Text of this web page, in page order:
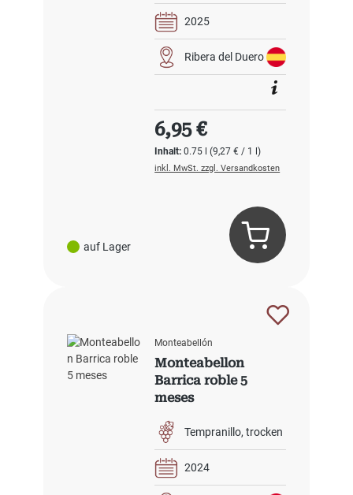
auf Lager
2025
Ribera del Duero
Inhalt:0.75 l(9,27 € / 1 l)
Regulärer Preis:
6,95 €
inkl. MwSt. zzgl. Versandkosten
Monteabellón
Monteabellon
Barrica roble 5
meses
Tempranillo trocken
2024